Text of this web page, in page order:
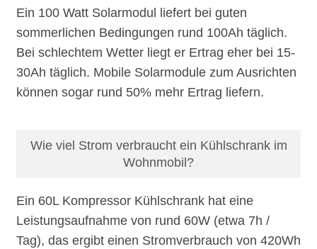
Ein 100 Watt Solarmodul liefert bei guten
sommerlichen Bedingungen rund 100Ah täglich.
Bei schlechtem Wetter liegt er Ertrag eher bei 15-
30Ah täglich. Mobile Solarmodule zum Ausrichten
können sogar rund 50% mehr Ertrag liefern.
Wie viel Strom verbraucht ein Kühlschrank im
Wohnmobil?
Ein 60L Kompressor Kühlschrank hat eine
Leistungsaufnahme von rund 60W (etwa 7h /
Tag), das ergibt einen Stromverbrauch von 420Wh